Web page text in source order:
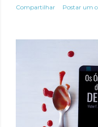
Compartilhar Postar um